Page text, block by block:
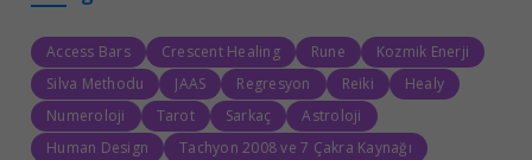
Access Bars Crescent Healing Rune
Kozmik Enerji
Silva Methodu
JAAS Regresyon Reiki
Healy
Numeroloji
Tarot Sarkaç
Astroloji
Human Design
Tachyon 2008 ve 7 Çakra Kaynağı